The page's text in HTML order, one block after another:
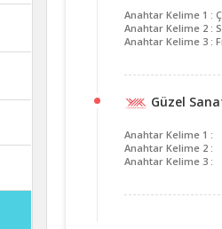
Anahtar Kelime 1 :
Anahtar Kelime 2 :
Anahtar Kelime 3 :
Güzel
Anahtar Kelime 1 :
Anahtar Kelime 2 :
Anahtar Kelime 3 :